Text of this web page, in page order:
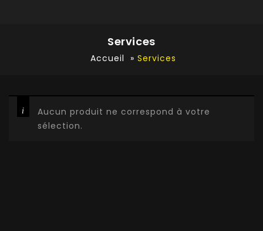
Services
Accueil » Services
Aucun produit ne correspond à votre
sélection.